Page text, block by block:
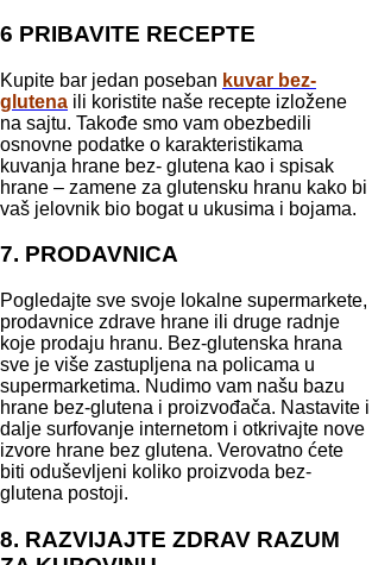
6 PRIBAVITE RECEPTE
Kupite bar jedan poseban kuvar bez-
glutena ili koristite naše recepte izložene
na sajtu. Takođe smo vam obezbedili
osnovne podatke o karakteristikama
kuvanja hrane bez- glutena kao i spisak
hrane – zamene za glutensku hranu kako bi
vaš jelovnik bio bogat u ukusima i bojama.
7. PRODAVNICA
Pogledajte sve svoje lokalne supermarkete,
prodavnice zdrave hrane ili druge radnje
koje prodaju hranu. Bez-glutenska hrana
sve je više zastupljena na policama u
supermarketima. Nudimo vam našu bazu
hrane bez-glutena i proizvođača. Nastavite i
dalje surfovanje internetom i otkrivajte nove
izvore hrane bez glutena. Verovatno ćete
biti oduševljeni koliko proizvoda bez-
glutena postoji.
8. RAZVIJAJTE ZDRAV RAZUM